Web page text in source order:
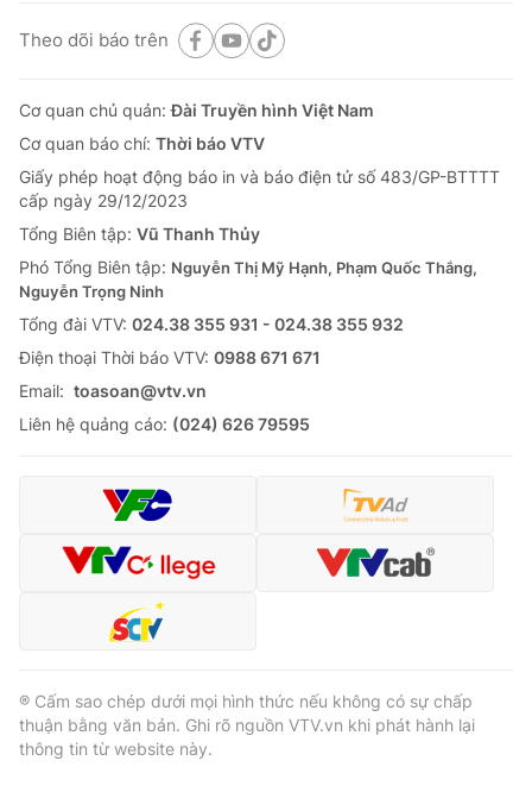
Theo dõi báo trên
Cơ quan chủ quản:Đài Truyền hình Việt Nam
Cơ quan báo chí: Thời báo VTV
Giấy phép hoạt động báo in và báo điện tử số 483/GP-BTTTT
cấp ngày 29/12/2023
Tổng Biên tập: Vũ Thanh Thủy
Phó Tổng Biên tập: Nguyễn Thị Mỹ Hạnh, Phạm Quốc Thắng,
Nguyễn Trọng Ninh
Tổng đài VTV: 024.38 355 931 - 024.38 355 932
Ðiện thoại Thời báo VTV: 0988 671 671
Email: toasoan@vtv.vn
Liên hệ quảng cáo: (024) 626 79595
® Cấm sao chép dưới mọi hình thức nếu không có sự chấp
thuận bằng văn bản. Ghi rõ nguồn VTV.vn khi phát hành lại
thông tin từ website này.